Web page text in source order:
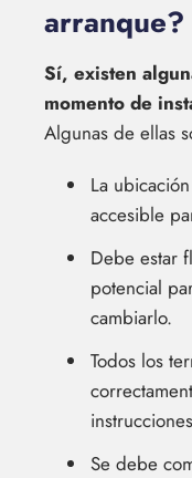
arranque?
Sí, existen
momento de
Algunas de ellas
La
accesible
Debe estar
potencial
cambiarlo.
Todos los
Se debe